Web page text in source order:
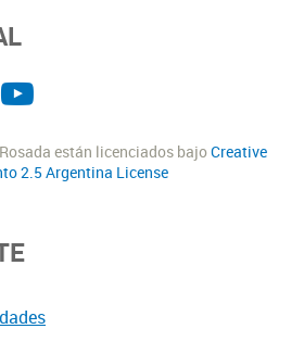
están licenciados bajoCreative
2.5 Argentina License